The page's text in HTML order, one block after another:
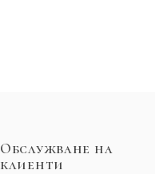
Обслужване на
клиенти